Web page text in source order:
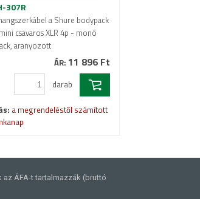
307R
a Shure bodypack
csavaros XLR 4p - monó
aranyozott
ÁR: 11 896 Ft
darab
a megrendeléstől számított
ÁFA-t tartalmazzák (bruttó